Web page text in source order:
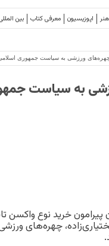
بین معرفی کتاب اپوزیسیون
ورزشی به سیاست جمهوری
به سیاست
خرید نوع واکسن
چهره‌های